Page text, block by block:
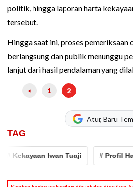
politik, hingga laporan harta
tersebut.
Hingga saat ini, proses pemeriksaan
berlangsung dan publik menunggu
lanjut dari hasil pendalaman yang
< 1 2
Atur, Baru
TAG
Iwan Tuaji # Profil